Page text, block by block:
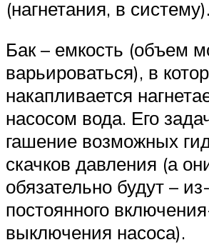
(нагнетания, в систему).
Бак – емкость (объем
варьироваться), в
накапливается
насосом вода. Его
гашение возможных
скачков давления (а
обязательно будут –
постоянного
выключения насоса).